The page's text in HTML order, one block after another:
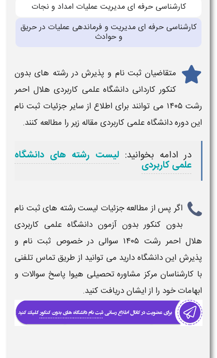
کارشناسی حرفه ای مدیریت عملیات امداد و نجات
کارشناسی حرفه ای مدیریت و فرماندهی عملیات در حریق
و حوادث
متقاضیان ثبت نام و پذیرش در رشته های بدون
کنکور کاردانی دانشگاه علمی کاربردی هلال احمر
رشت ۱۴۰۵
می توانند برای اطلاع از سایر جزئیات ثبت نام
این دورهدانشگاه علمی کاربردی مقاله زیر را مطالعه کنند.
در ادامه بخوانید: لیست رشته های دانشگاه
علمی کاربردی
اگر پس از مطالعه جزئیات لیست رشته های ثبت نام
بدون کنکور بدون آزمون دانشگاه علمی کاربردی
هلال احمر رشت
سوالی در خصوص ثبت نام و
پذیرش این دانشگاه دارید می توانید از طریق تماس تلفنی
با کارشناسان مرکز مشاوره تحصیلی هیوا پاسخ سوالات و
ابهامات خود را از ایشان دریافت کنید.